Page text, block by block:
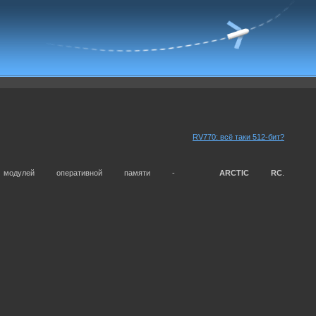
RV770: всё таки 512-бит?
модулей оперативной памяти - ARCTIC RC